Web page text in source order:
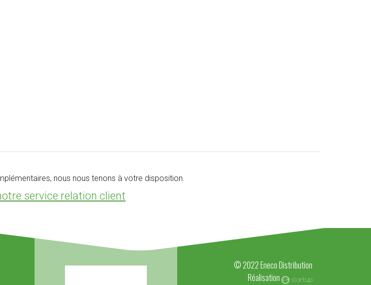
nous nous tenons à votre disposition.
service relation client
© 2022 Eneco Distribution
Réalisation